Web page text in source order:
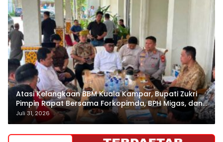
Atasi Kelangkaan BBM Kuala Kampar, Bupati Zukri
Pimpin Rapat Bersama Forkopimda, BPH Migas, dan
Pertamina
Juli 31, 2026